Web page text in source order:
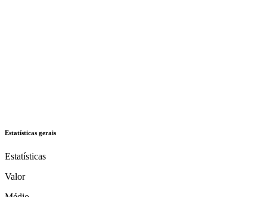
Estatísticas gerais
Estatísticas
Valor